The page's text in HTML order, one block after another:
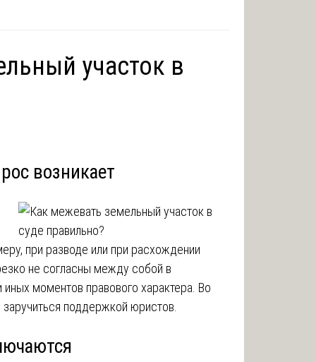
участок в
возникает
при разводе или при расхождении
не согласны между собой в
моментов правового характера. Во
поддержкой юристов.